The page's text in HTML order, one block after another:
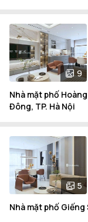
9
Nhà mặt phố
Đông, TP. Hà Nội
5
Nhà mặt phố Giếng